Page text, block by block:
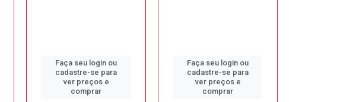
Faça seu login ou
cadastre-se para
ver preços e
comprar
Faça seu login ou
cadastre-se para
ver preços e
comprar